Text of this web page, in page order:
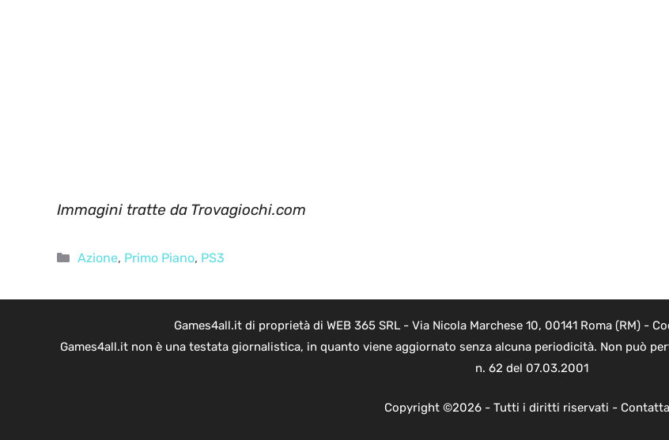
Immagini tratte da Trovagiochi.com
Categorie
Azione, Primo Piano, PS3
Games4all.it di proprietà di WEB 365 SRL - Via Nicola Marchese 10, 00141 Roma (RM) -
Games4all.it non è una testata giornalistica, in quanto viene aggiornato senza alcuna periodicità. Non può
n. 62 del 07.03.2001
Copyright ©2026 - Tutti i diritti riservati -